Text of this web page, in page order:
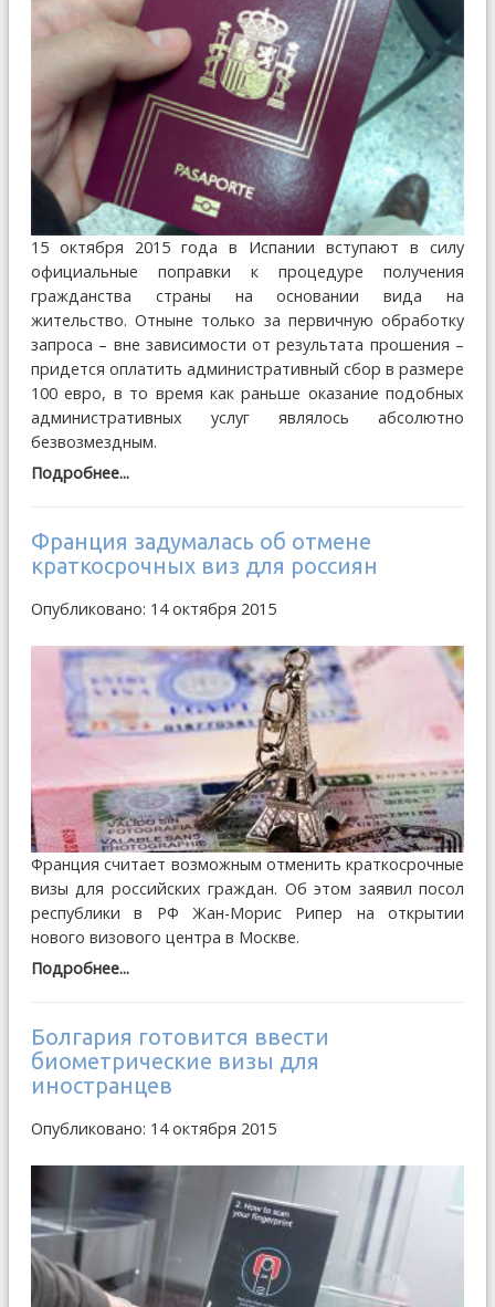
15 октября 2015 года в Испании вступают в силу
официальные поправки к процедуре получения
гражданства страны на основании вида на
жительство. Отныне только за первичную обработку
запроса – вне зависимости от результата прошения –
придется оплатить административный сбор в размере
100 евро, в то время как раньше оказание подобных
административных услуг являлось абсолютно
безвозмездным.
Подробнее...
Франция задумалась об отмене
краткосрочных виз для россиян
Опубликовано: 14 октября 2015
Франция считает возможным отменить краткосрочные
визы для российских граждан. Об этом заявил посол
республики в РФ Жан-Морис Рипер на открытии
нового визового центра в Москве.
Подробнее...
Болгария готовится ввести
биометрические визы для
иностранцев
Опубликовано: 14 октября 2015